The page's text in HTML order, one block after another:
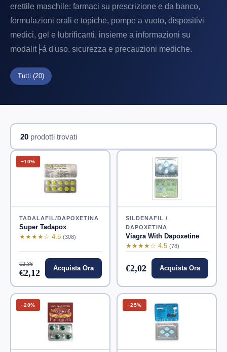
erettile maschile: farmaci su prescrizione e da banco,
formulazioni orali e topiche, pompe a vuoto, dispositivi
medici, gel e lubrificanti, insieme a informazioni su
modalit├á d'uso, sicurezza e precauzioni mediche.
Tutti (20)
20 prodotti trovati
−10%
TADALAFIL/DAPOXETINA
Super Tadapox
★★★★☆ 4.5 (308)
€2,36
€2,12 Acquista Ora
SILDENAFIL /
DAPOXETINA
Viagra With Dapoxetine
★★★★☆ 4.5 (78)
€2,02 Acquista Ora
−20% −25%